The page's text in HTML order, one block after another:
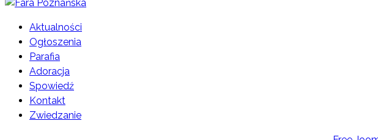
Aktualności
Ogłoszenia
Parafia
Adoracja
Spowiedź
Kontakt
Zwiedzanie